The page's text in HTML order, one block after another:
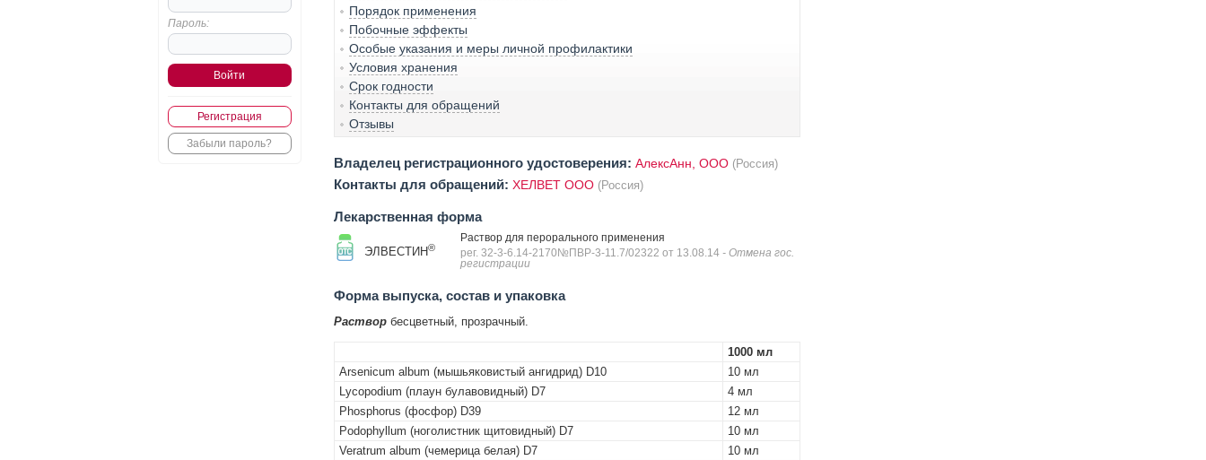
Пароль:
Регистрация
Забыли пароль?
Порядок применения
Побочные эффекты
Особые указания и меры личной профилактики
Условия хранения
Срок годности
Контакты для обращений
Отзывы
Владелец регистрационного удостоверения: АлексАнн, ООО (Россия)
Контакты для обращений: ХЕЛВЕТ ООО (Россия)
Лекарственная форма
ЭЛВЕСТИН®
Раствор для перорального применения
рег. 32-3-6.14-2170№ПВР-3-11.7/02322 от 13.08.14 - Отмена гос.
регистрации
Форма выпуска, состав и упаковка
Растворбесцветный, прозрачный.
1000 мл
Arsenicum album (мышьяковистый ангидрид) D10
10 мл
Lycopodium (плаун булавовидный) D7
4 мл
Phosphorus (фосфор) D39
12 мл
Podophyllum (ноголистник щитовидный) D7
10 мл
Veratrum album (чемерица белая) D7
10 мл